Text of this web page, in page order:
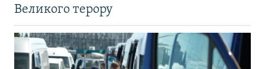
Великого терору